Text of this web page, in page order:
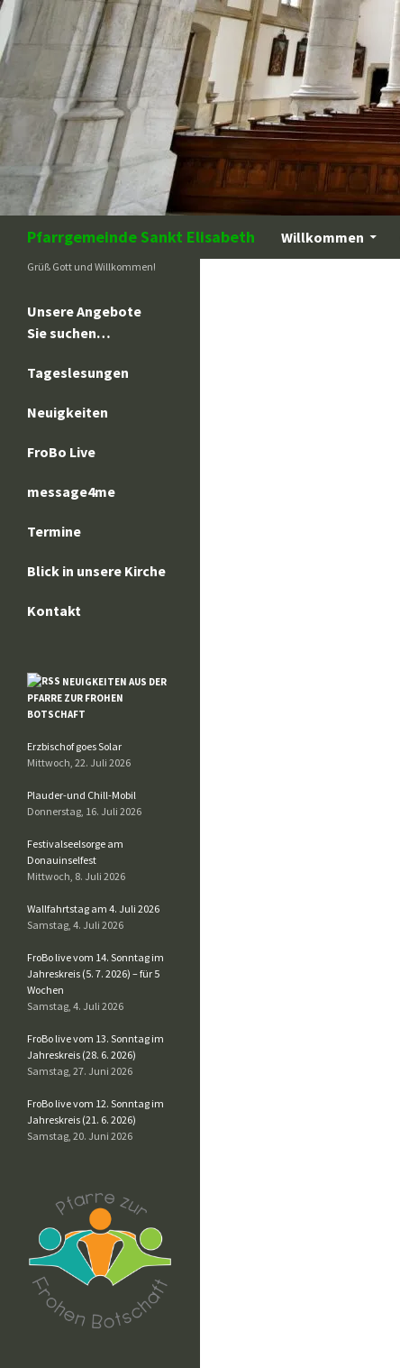
Zum
Inhalt
springen
Pfarrgemeinde Sankt Elisabeth Willkommen
Grüß Gott und Willkommen!
Unsere Angebote
Sie suchen…
Tageslesungen
Neuigkeiten
FroBo Live
message4me
Termine
Blick in unsere Kirche
Kontakt
NEUIGKEITEN AUS DER
PFARRE ZUR FROHEN
BOTSCHAFT
Erzbischof goes Solar
Mittwoch, 22. Juli 2026
Plauder-und Chill-Mobil
Donnerstag, 16. Juli 2026
Festivalseelsorge am
Donauinselfest
Mittwoch, 8. Juli 2026
Wallfahrtstag am 4. Juli 2026
Samstag, 4. Juli 2026
FroBo live vom 14. Sonntag im
Jahreskreis (5. 7. 2026) – für 5
Wochen
Samstag, 4. Juli 2026
FroBo live vom 13. Sonntag im
Jahreskreis (28. 6. 2026)
Samstag, 27. Juni 2026
FroBo live vom 12. Sonntag im
Jahreskreis (21. 6. 2026)
Samstag, 20. Juni 2026